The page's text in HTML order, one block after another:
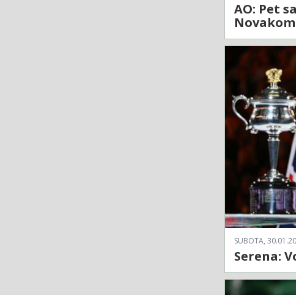
AO: Pet
SUBOTA,
Serena: